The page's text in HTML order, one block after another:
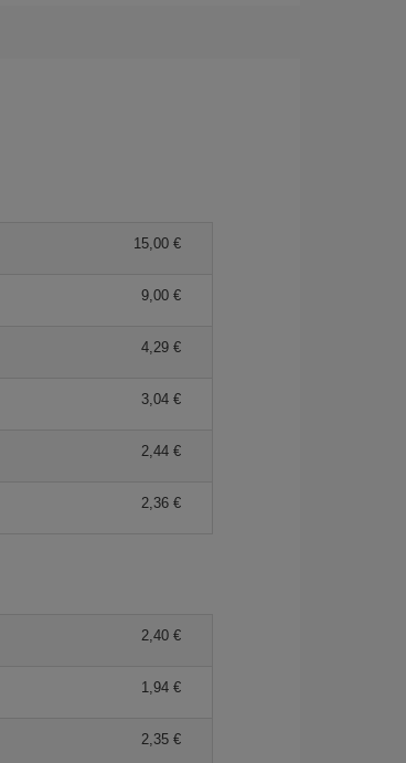
15,00 €
9,00 €
4,29 €
3,04 €
2,44 €
2,36 €
2,40 €
1,94 €
2,35 €